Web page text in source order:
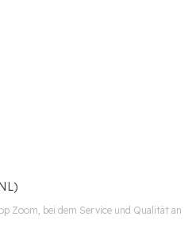
Zoom, bei dem Service und Qualität an